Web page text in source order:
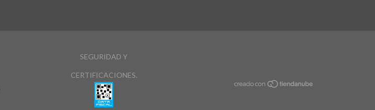
SEGURIDAD Y
CERTIFICACIONES.